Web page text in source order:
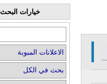
خيارات البحث